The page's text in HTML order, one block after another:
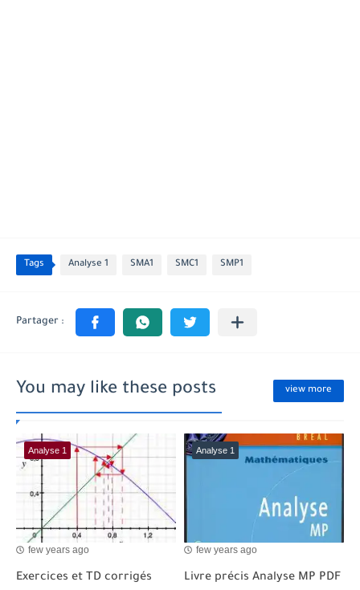
Tags Analyse 1 SMA1 SMC1 SMP1
You may like these posts view more
Analyse 1
few years ago
Exercices et TD corrigés
Analyse 1
few years ago
Livre précis Analyse MP PDF